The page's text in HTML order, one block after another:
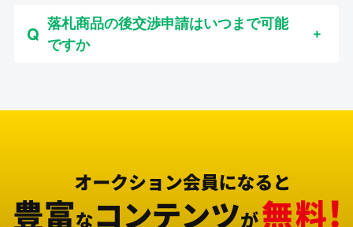
落札商品の後交渉申請はいつまで可能
ですか